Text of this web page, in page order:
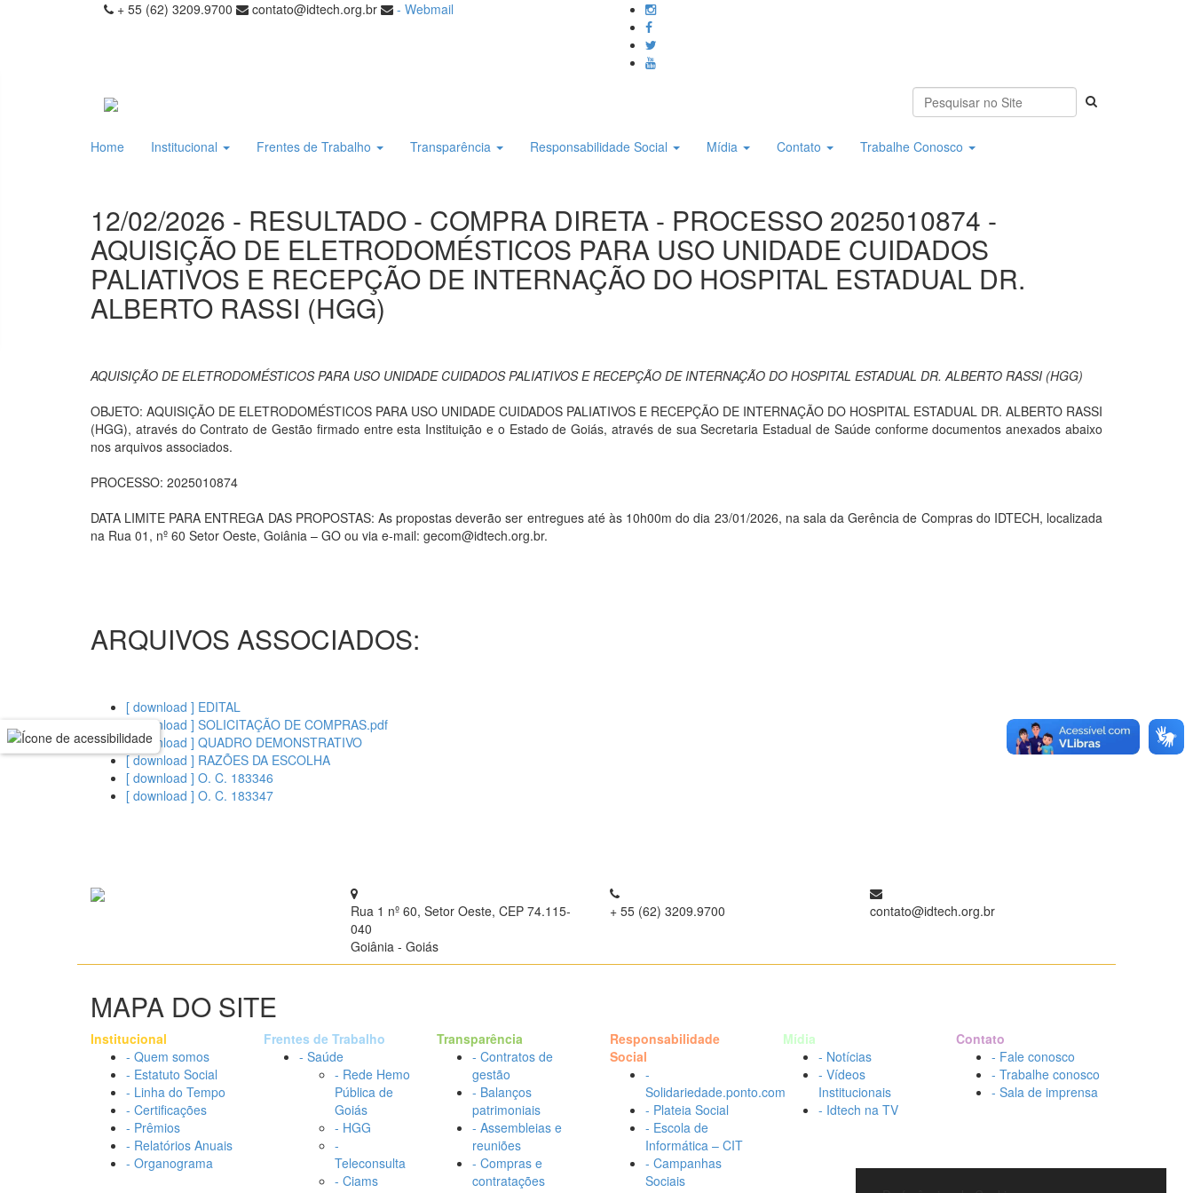
+ 55 (62) 3209.9700 contato@idtech.org.br - Webmail
Home Institucional Frentes de Trabalho Transparência Responsabilidade Social Mídia Contato Trabalhe Conosco
12/02/2026 - RESULTADO - COMPRA DIRETA - PROCESSO 2025010874 -
AQUISIÇÃO DE ELETRODOMÉSTICOS PARA USO UNIDADE CUIDADOS
PALIATIVOS E RECEPÇÃO DE INTERNAÇÃO DO HOSPITAL ESTADUAL DR.
ALBERTO RASSI (HGG)
AQUISIÇÃO DE ELETRODOMÉSTICOS PARA USO UNIDADE CUIDADOS PALIATIVOS E RECEPÇÃO DE INTERNAÇÃO DO HOSPITAL ESTADUAL DR. ALBERTO RASSI (HGG)
OBJETO: AQUISIÇÃO DE ELETRODOMÉSTICOS PARA USO UNIDADE CUIDADOS PALIATIVOS E RECEPÇÃO DE INTERNAÇÃO DO HOSPITAL ESTADUAL DR. ALBERTO RASSI
(HGG), através do Contrato de Gestão firmado entre esta Instituição e o Estado de Goiás, através de sua Secretaria Estadual de Saúde conforme documentos anexados abaixo
nos arquivos associados.
PROCESSO: 2025010874
DATA LIMITE PARA ENTREGA DAS PROPOSTAS: As propostas deverão ser entregues até às 10h00m do dia 23/01/2026, na sala da Gerência de Compras do IDTECH, localizada
na Rua 01, nº 60 Setor Oeste, Goiânia – GO ou via e-mail: gecom@idtech.org.br.
ARQUIVOS ASSOCIADOS:
[ download ] EDITAL
[ download ] SOLICITAÇÃO DE COMPRAS.pdf
[ download ] QUADRO DEMONSTRATIVO
[ download ] RAZÕES DA ESCOLHA
[ download ] O. C. 183346
[ download ] O. C. 183347
Rua 1 nº 60, Setor Oeste, CEP 74.115-
040
Goiânia - Goiás
+ 55 (62) 3209.9700 contato@idtech.org.br
MAPA DO SITE
Institucional
- Quem somos
- Estatuto Social
- Linha do Tempo
- Certificações
- Prêmios
- Relatórios Anuais
- Organograma
Frentes de Trabalho
- Saúde
- Rede Hemo
Pública de
Goiás
- HGG
-
Teleconsulta
- Ciams
Transparência
- Contratos de
gestão
- Balanços
patrimoniais
- Assembleias e
reuniões
- Compras e
contratações
Responsabilidade
Social
-
Solidariedade.ponto.com
- Plateia Social
- Escola de
Informática – CIT
- Campanhas
Sociais
Mídia
- Notícias
- Vídeos
Institucionais
- Idtech na TV
Contato
- Fale conosco
- Trabalhe conosco
- Sala de imprensa